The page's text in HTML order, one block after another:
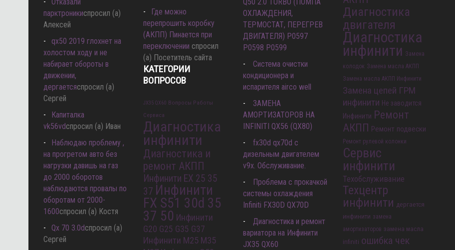
парктроникиспросил (а)
Алексей
qx50 2019 глохнет на
холостом ходу и не
набирает обороты в
движении,
дергаетсяспросил (а)
Сергей
Капиталка
vk56vdспросил (а) Иван
Наблюдаю проблему ,
на прогретом авто без
нагрузки давишь на газ
до 2000 оборотов
наблюдаются провалы по
оборотам от 2000-
1600спросил (а) Костя
Qx 70 3.0dспросил (а)
Сергей
Где можно
перепрошить коробку
(АКПП) Пинается при
переключении спросил
(а) Посетитель сайта
КАТЕГОРИИ
ВОПРОСОВ
JX35 QX60 Вопросы Работы
Сервиса
Диагностика
инфинити
Диагностика и
ремонт АКПП
Инфинити EX 25 35
37 Инфинити
FX S51 30d 35
37 50 Инфинити
G20 G25 G35 G37
Инфинити M25 M35
ОХЛАЖДЕНИЯ,
ТЕРМОСТАТ, ПЕРЕГРЕВ
ДВИГАТЕЛЯ) P0597
P0598 P0599
Система очистки
кондиционера и
испарителя airco well
ЗАМЕНА
АМОРТИЗАТОРОВ НА
INFINITI QX56 (QX80)
fx30d qx70d с
дизельным двигателем
v9x. Обслуживание.
Проблема с прокачкой
системы охлаждения
Infiniti FX30D QX70D
Диагностика и ремонт
вариатора на Инфинити
JX35 QX60
Диагностика
двигателя
Диагностика
инфинити Замена
колодок Замена масла АКПП
Замена масла АКПП Инфинити
Замена цепей ГРМ
инфинити Не заводится
Инфинити Ремонт
АКПП Ремонт подвески
Ремонт рулевой колонки
Сервис
инфинити
Техобслуживание
Техцентр
инфинити дергается
инфинити замена
амортизаторов замена масла
infiniti ошибка чек